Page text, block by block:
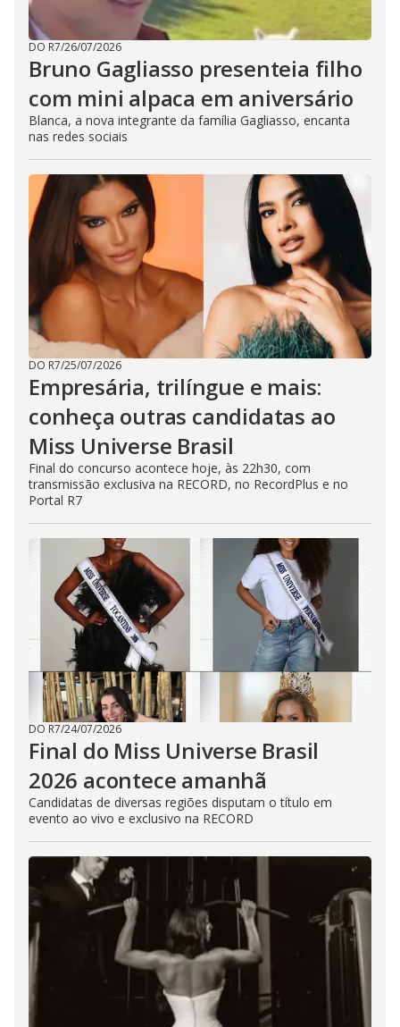
DO R7/26/07/2026
Bruno Gagliasso presenteia filho
com mini alpaca em aniversário
Blanca, a nova integrante da família Gagliasso, encanta
nas redes sociais
DO R7/25/07/2026
Empresária, trilíngue e mais:
conheça outras candidatas ao
Miss Universe Brasil
Final do concurso acontece hoje, às 22h30, com
transmissão exclusiva na RECORD, no RecordPlus e no
Portal R7
DO R7/24/07/2026
Final do Miss Universe Brasil
2026 acontece amanhã
Candidatas de diversas regiões disputam o título em
evento ao vivo e exclusivo na RECORD